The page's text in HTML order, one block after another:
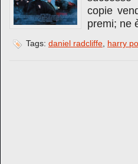
copie
premi; ne
Tags: daniel radcliffe, harry